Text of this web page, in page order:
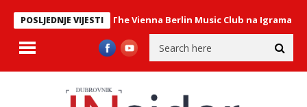
POSLJEDNJE VIJESTI
Philharmonix – The Vienna Berlin Music Club na Igrama U